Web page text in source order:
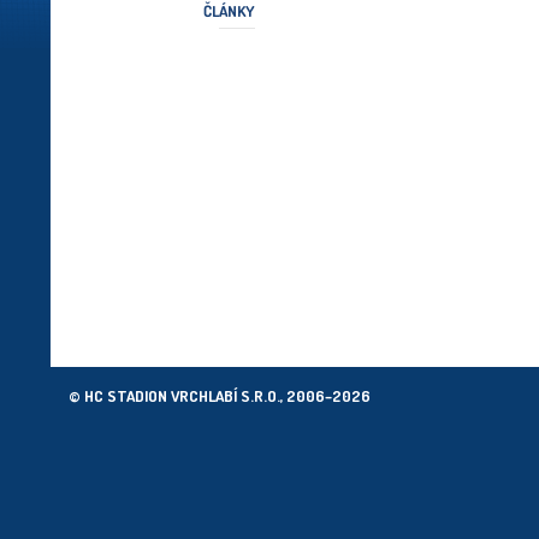
ČLÁNKY
© HC STADION VRCHLABÍ S.R.O., 2006–2026